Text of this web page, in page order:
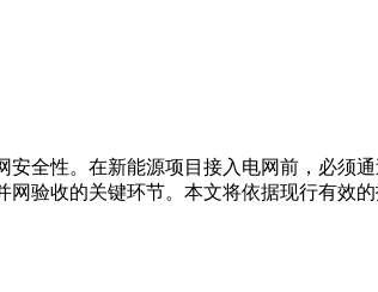
全性。在新能源项目接入电网前，必须
验收的关键环节。本文将依据现行有效